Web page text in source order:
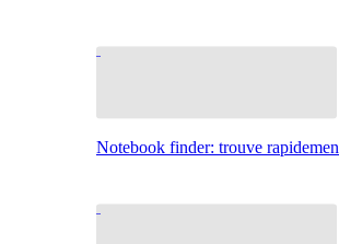
Notebook finder: trouve